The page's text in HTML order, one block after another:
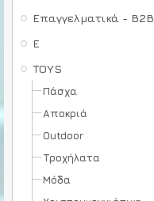
Επαγγελματικά - B2B
E
TOYS
Πάσχα
Αποκριά
Outdoor
Τροχήλατα
Μόδα